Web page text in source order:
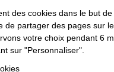
moment idéal pour
et la formation »,
et repartent avec un vrai
acteur clé de la
l’Afpa en Provence-
des cookies dans le but
de partager des pages sur
votre choix pendant 6
sur "Personnaliser".